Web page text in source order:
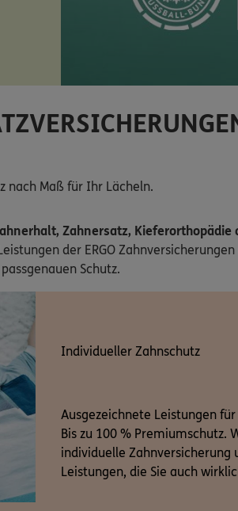
nach Maß für Ihr Lächeln.
Zahnersatz, Kieferorthopädie
der ERGO
passgenauen Schutz.
Individueller Zahnschutz
Ausgezeichnete Leistungen
Bis zu 100 % Premiumschutz.
individuelle Zahnversicherung
Leistungen, die Sie auch